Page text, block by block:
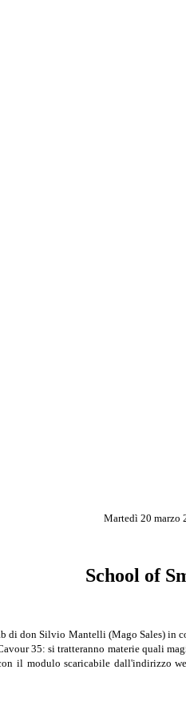
Martedì 20 marzo
School of
di don Silvio Mantelli (Mago Sales)
35: si trat­teranno materie quali
il modulo scaricabile dall'indirizzo